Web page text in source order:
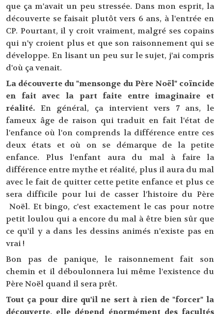
que ça m'avait un peu stressée. Dans mon esprit, la
découverte se faisait plutôt vers 6 ans, à l'entrée en
CP. Pourtant, il y croit vraiment, malgré ses copains
qui n'y croient plus et que son raisonnement qui se
développe. En lisant un peu sur le sujet, j'ai compris
d'où ça venait.
La découverte du "mensonge du Père Noël" coïncide
en fait avec la part faite entre imaginaire et
réalité. En général, ça intervient vers 7 ans, le
fameux âge de raison qui traduit en fait l'état de
l'enfance où l'on comprends la différence entre ces
deux états et où on se démarque de la petite
enfance. Plus l'enfant aura du mal à faire la
différence entre mythe et réalité, plus il aura du mal
avec le fait de quitter cette petite enfance et plus ce
sera difficile pour lui de casser l'histoire du Père
Noël. Et bingo, c'est exactement le cas pour notre
petit loulou qui a encore du mal à être bien sûr que
ce qu'il y a dans les dessins animés n'existe pas en
vrai !
Bon pas de panique, le raisonnement fait son
chemin et il déboulonnera lui même l'existence du
Père Noël quand il sera prêt.
Tout ça pour dire qu'il ne sert à rien de "forcer" la